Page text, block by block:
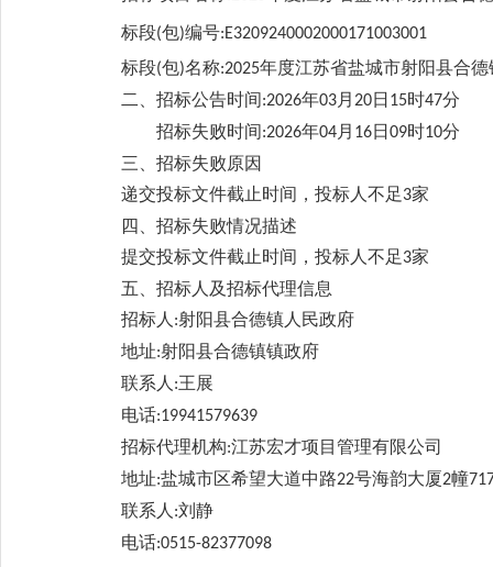
标段(包)编号:E3209240002000171003001
标段(包)名称:2025年度江苏省盐城市射阳县合
二、招标公告时间:2026年03月 20日 15时47分
招标失败时间:2026年04月 16日 09时10分
三、招标失败原因
递交投标文件截止时间，投标人不足3家
四、招标失败情况描述
提交投标文件截止时间，投标人不足3家
五、招标人及招标代理信息
招标人 :射阳县合德镇人民政府
地址:射阳县合德镇镇政府
联系人 :王展
电话:19941579639
招标代理机构:江苏宏才项目管理有限公司
地址:盐城市区希望大道中路22号海韵大厦2幢
联系人 :刘静
电话:0515-82377098